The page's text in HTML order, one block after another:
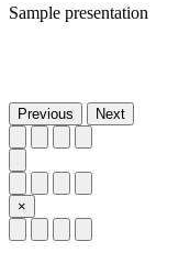
Sample presentation
Previous Next
×